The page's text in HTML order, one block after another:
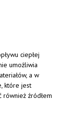
ciepłej
umożliwia
a w
które jest
również źródłem